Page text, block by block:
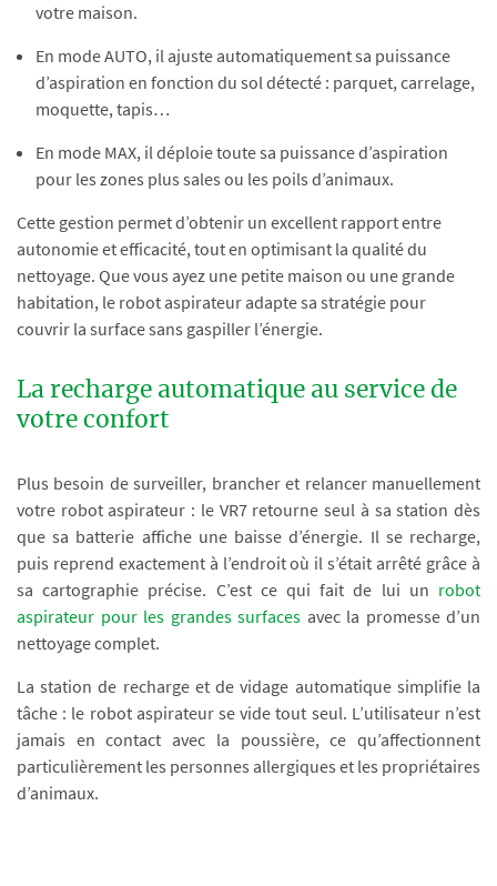
votre maison.
En mode AUTO, il ajuste automatiquement sa puissance
d’aspiration en fonction du sol détecté : parquet, carrelage,
moquette, tapis…
En mode MAX, il déploie toute sa puissance d’aspiration
pour les zones plus sales ou les poils d’animaux.
Cette gestion permet d’obtenir un excellent rapport entre
autonomie et efficacité, tout en optimisant la qualité du
nettoyage. Que vous ayez une petite maison ou une grande
habitation, le robot aspirateur adapte sa stratégie pour
couvrir la surface sans gaspiller l’énergie.
La recharge automatique au service de
votre confort
Plus besoin de surveiller, brancher et relancer manuellement
votre robot aspirateur : le VR7 retourne seul à sa station dès
que sa batterie affiche une baisse d’énergie. Il se recharge,
puis reprend exactement à l’endroit où il s’était arrêté grâce à
sa cartographie précise. C’est ce qui fait de lui un robot
aspirateur pour les grandes surfaces avec la promesse d’un
nettoyage complet.
La station de recharge et de vidage automatique simplifie la
tâche : le robot aspirateur se vide tout seul. L’utilisateur n’est
jamais en contact avec la poussière, ce qu’affectionnent
particulièrement les personnes allergiques et les propriétaires
d’animaux.